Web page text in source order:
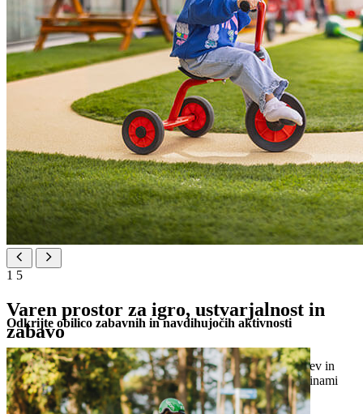
1 5
Varen prostor za igro, ustvarjalnost in
zabavo
Od popolnoma opremljenih igralnic do specializiranih storitev in
domiselnih zabavnih programov: z našimi družinskimi vsebinami
poskrbimo za veselje in navdušenje vseh starostnih skupin.
Odkrijte obilico zabavnih in navdihujočih aktivnosti